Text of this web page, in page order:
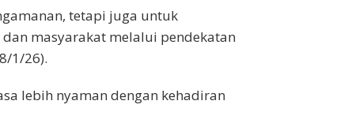
tetapi juga untuk
masyarakat melalui pendekatan
1/26).
lebih nyaman dengan kehadiran